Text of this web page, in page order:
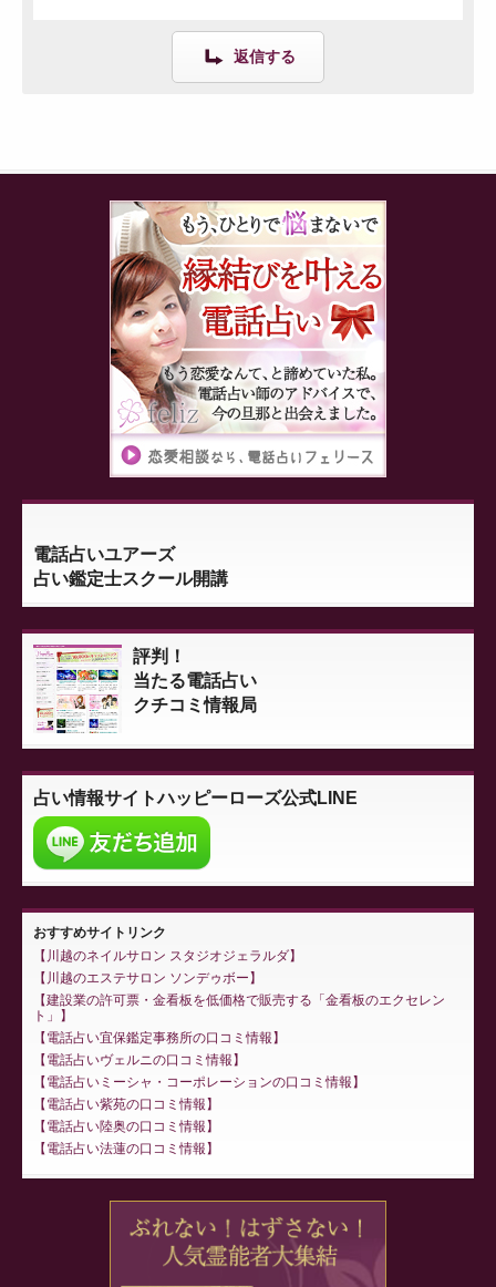
返信する
電話占いユアーズ
占い鑑定士スクール開講
評判！
当たる電話占い
クチコミ情報局
占い情報サイトハッピーローズ公式LINE
おすすめサイトリンク
川越のネイルサロン スタジオジェラルダ
川越のエステサロン ソンデゥボー
建設業の許可票・金看板を低価格で販売する「金看板のエクセレン
ト」
電話占い宜保鑑定事務所の口コミ情報
電話占いヴェルニの口コミ情報
電話占いミーシャ・コーポレーションの口コミ情報
電話占い紫苑の口コミ情報
電話占い陸奥の口コミ情報
電話占い法蓮の口コミ情報